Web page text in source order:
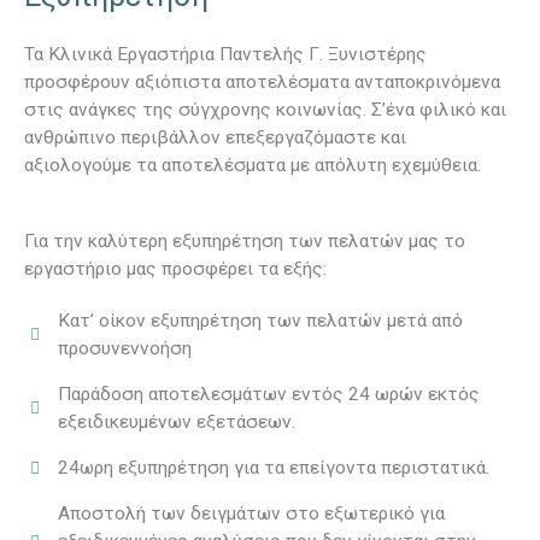
Τα Κλινικά Εργαστήρια Παντελής Γ. Ξυνιστέρης
προσφέρουν αξιόπιστα αποτελέσματα ανταποκρινόμενα
στις ανάγκες της σύγχρονης κοινωνίας. Σ’ένα φιλικό και
ανθρώπινο περιβάλλον επεξεργαζόμαστε και
αξιολογούμε τα αποτελέσματα με απόλυτη εχεμύθεια.
Για την καλύτερη εξυπηρέτηση των πελατών μας το
εργαστήριο μας προσφέρει τα εξής:
Κατ’ οίκον εξυπηρέτηση των πελατών μετά από
προσυνεννοήση
Παράδοση αποτελεσμάτων εντός 24 ωρών εκτός
εξειδικευμένων εξετάσεων.
24ωρη εξυπηρέτηση για τα επείγοντα περιστατικά.
Αποστολή των δειγμάτων στο εξωτερικό για